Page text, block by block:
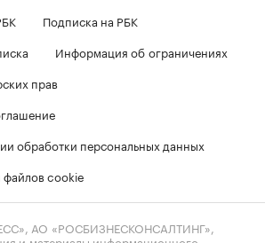
Подписка на РБК
Информация об ограничениях
прав
обработки персональных данных
файлов cookie
АО «РОСБИЗНЕСКОНСАЛТИНГ»,